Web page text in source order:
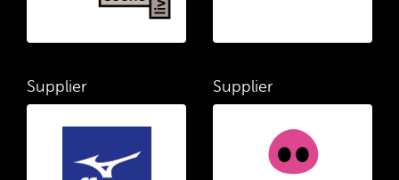
Supplier Supplier